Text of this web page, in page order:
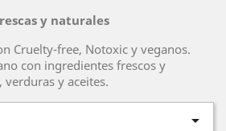
y naturales
Cruelty-free, Notoxic y veganos.
con ingredientes frescos y
y aceites.
